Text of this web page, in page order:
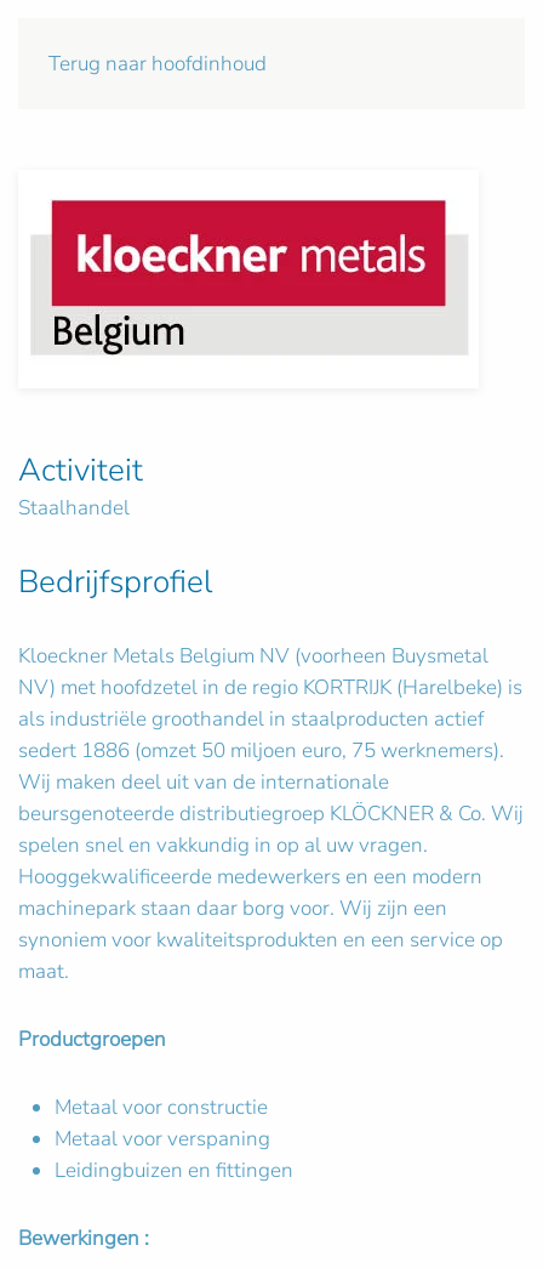
Terug naar hoofdinhoud
Activiteit
Staalhandel
Bedrijfsprofiel
Kloeckner Metals Belgium NV (voorheen Buysmetal
NV) met hoofdzetel in de regio KORTRIJK (Harelbeke) is
als industriële groothandel in staalproducten actief
sedert 1886 (omzet 50 miljoen euro, 75 werknemers).
Wij maken deel uit van de internationale
beursgenoteerde distributiegroep KLÖCKNER & Co. Wij
spelen snel en vakkundig in op al uw vragen.
Hooggekwalificeerde medewerkers en een modern
machinepark staan daar borg voor. Wij zijn een
synoniem voor kwaliteitsprodukten en een service op
maat.
Productgroepen
Metaal voor constructie
Metaal voor verspaning
Leidingbuizen en fittingen
Bewerkingen :